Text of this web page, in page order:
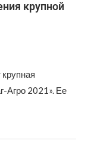
крупной
Агро 2021». Ее